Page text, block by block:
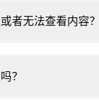
者无法查看内容？
？